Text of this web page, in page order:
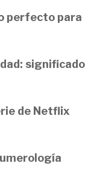
perfecto para
significado
de Netflix